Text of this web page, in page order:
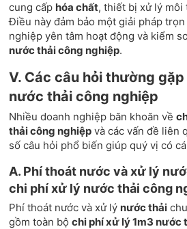
cung cấp hóa chất, thiết bị xử lý môi
Điều này đảm bảo một giải pháp
nghiệp yên tâm hoạt động và kiểm
nước thải công nghiệp.
V. Các câu hỏi thường
nước thải công nghiệp
Nhiều doanh nghiệp băn khoăn về
thải công nghiệp và các vấn đề liên
số câu hỏi phổ biến giúp quý vị có
A. Phí thoát nước và xử lý
chi phí xử lý nước thải công
Phí thoát nước và xử lý nước thải
gồm toàn bộchi phí xử lý 1m3 nước